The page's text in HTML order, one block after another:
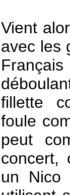
Vient
avec les
fillette
foule
peut
concert,
un Nico